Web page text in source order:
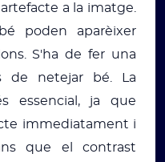
a la imatge.
poden aparèixer
S'ha de fer una
de netejar bé. La
essencial, ja que
immediatament i
que el contrast